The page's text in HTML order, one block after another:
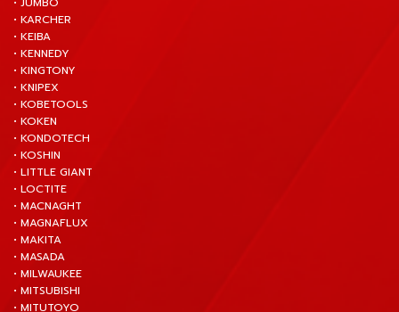
• KARCHER
• KEIBA
• KENNEDY
• KINGTONY
• KNIPEX
• KOBETOOLS
• KOKEN
• KONDOTECH
• KOSHIN
• LITTLE GIANT
• LOCTITE
• MACNAGHT
• MAGNAFLUX
• MAKITA
• MASADA
• MILWAUKEE
• MITSUBISHI
• MITUTOYO